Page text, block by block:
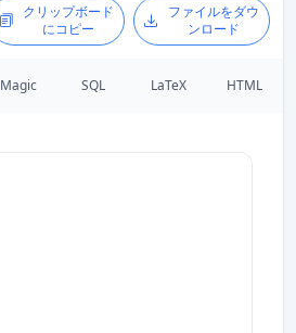
クリップボード
にコピー
ファイルをダウ
ンロード
Magic SQL LaTeX HTML